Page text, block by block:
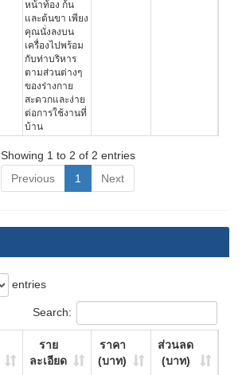
หน้าท้อง ก้น
และต้นขา เพียง
คุณนั่งลงบน
เครื่องไปพร้อม
กับท่าบริหาร
ตามส่วนต่างๆ
ของร่างกาย
สะดวกและง่าย
ต่อการใช้งานที่
บ้าน
Showing 1 to 2 of 2 entries
Previous
1 Next
entries
Search:
ราย
ละเอียด
ราคา
(บาท)
ส่วนลด
(บาท)